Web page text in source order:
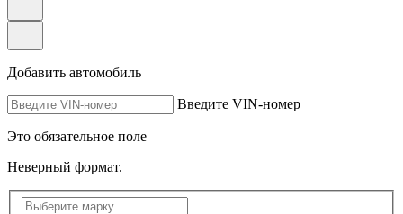
Добавить автомобиль
Введите VIN-номер
Это обязательное поле
Неверный формат.